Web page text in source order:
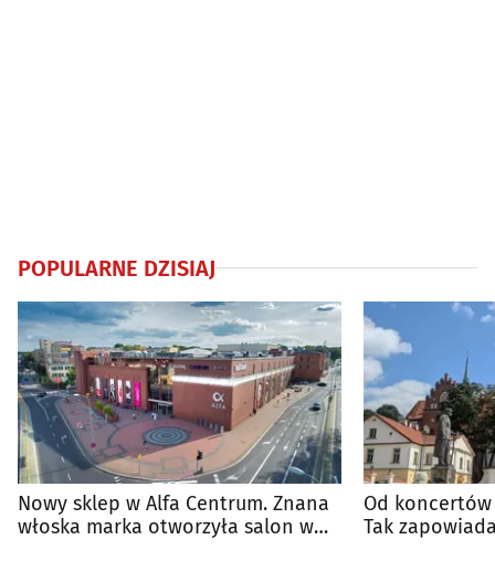
POPULARNE DZISIAJ
Nowy sklep w Alfa Centrum. Znana
włoska marka otworzyła salon w
Od
Tak